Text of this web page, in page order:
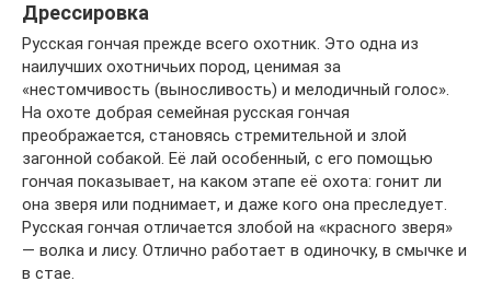
Дрессировка
Русская гончая прежде всего охотник. Это одна из
наилучших охотничьих пород, ценимая за
«нестомчивость (выносливость) и мелодичный голос».
На охоте добрая семейная русская гончая
преображается, становясь стремительной и злой
загонной собакой. Её лай особенный, с его помощью
гончая показывает, на каком этапе её охота: гонит ли
она зверя или поднимает, и даже кого она преследует.
Русская гончая отличается злобой на «красного зверя»
— волка и лису. Отлично работает в одиночку, в смычке и
в стае.